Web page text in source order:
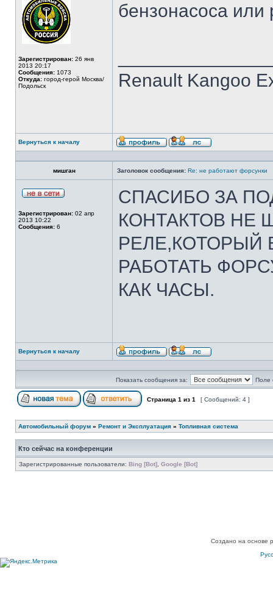
Зарегистрирован: 26 янв
2013 20:17
Сообщения: 1073
Откуда: город-герой Москва/
Подольск
бензонасоса или
Renault Kangoo
Вернуться к началу
мишган Заголовок сообщения: Re: не работают форсунки
Зарегистрирован: 02 апр
2013 10:22
Сообщения: 6
СПАСИБО ЗА
КОНТАКТОВ НЕ
РЕЛЕ,КОТОРЫЙ
РАБОТАТЬ
КАК ЧАСЫ.
Вернуться к началу
Показать сообщения за: Поле
Страница 1 из 1 [ Сообщений: 4 ]
Автомобильный форум » Ремонт и Эксплуатация » Топливная система
Кто сейчас на конференции
Зарегистрированные пользователи: Bing [Bot] Google [Bot]
Создано на основе